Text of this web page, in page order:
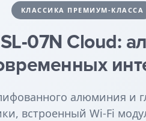
КЛАССИКА ПРЕМИУМ-КЛАССА
SL-07N
алюминия и
встроенный Wi-Fi